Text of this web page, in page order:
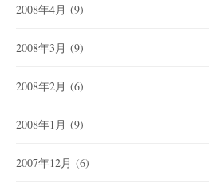
2008年4月 (9)
2008年3月 (9)
2008年2月 (6)
2008年1月 (9)
2007年12月 (6)